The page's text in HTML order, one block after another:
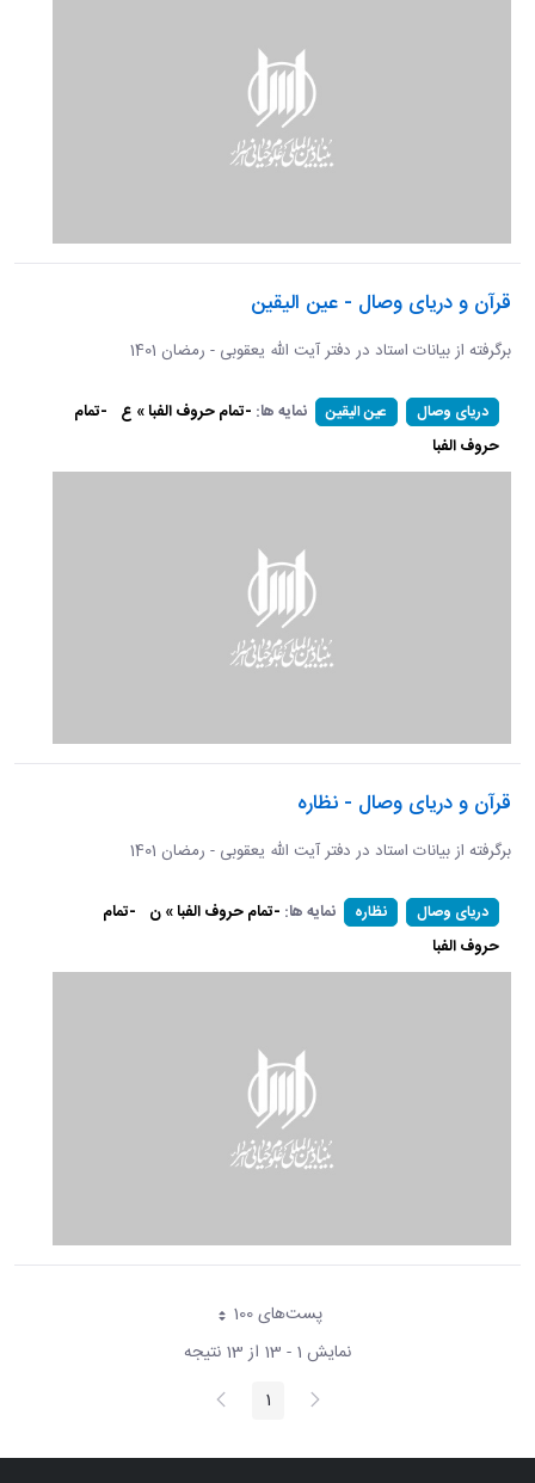
قرآن و دریای وصال - عین الیقین
برگرفته از بیانات استاد در دفتر آیت الله یعقوبی - رمضان 1401
دریای وصال عین الیقین نمایه ها: -تمام حروف الفبا » ع -تمام
حروف الفبا
قرآن و دریای وصال - نظاره
برگرفته از بیانات استاد در دفتر آیت الله یعقوبی - رمضان 1401
دریای وصال نظاره نمایه ها: -تمام حروف الفبا » ن -تمام
حروف الفبا
پست‌‌های 100هر صفحه
نمایش 1 - 13 از 13 نتیجه
پیغام
قبلی صفحه1 صفحه
بعد